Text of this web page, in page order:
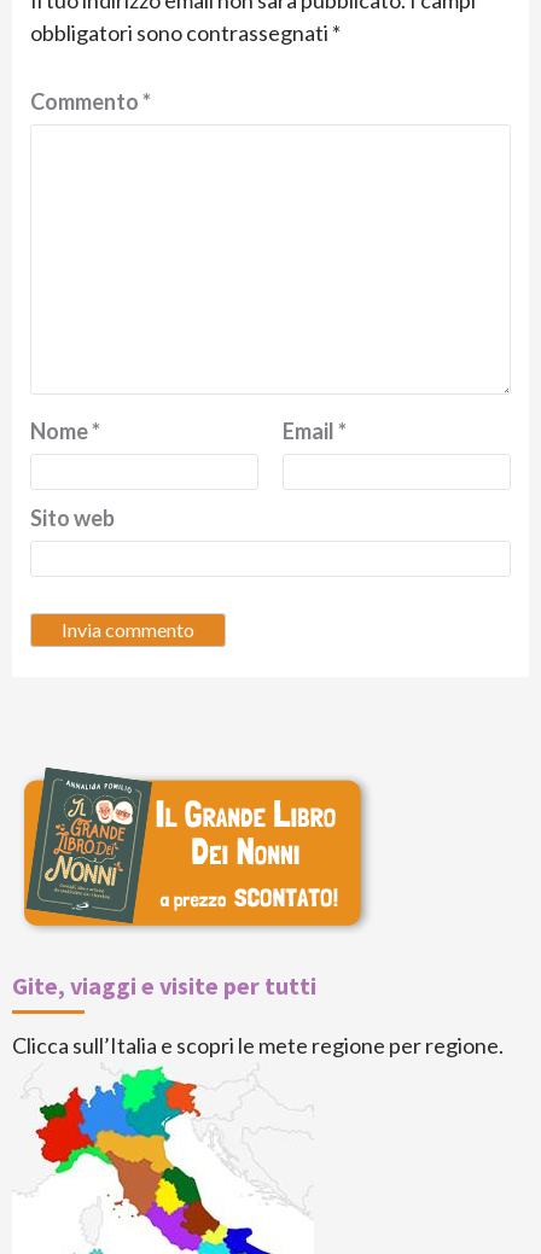
obbligatori sono contrassegnati *
Commento*
Nome* Email*
Sito web
Gite, viaggi e visite per tutti
Clicca sull’Italia e scopri le mete regione per regione.